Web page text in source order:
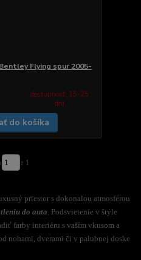
Flying spur 2005-
dostupnosť: 15-25
dní
do košíka
z 1
priestor s dokonalou atmosférou
do auta. Podsvietenie v štýle
farby interiéru s vaším vkusom a
nohami, dverami či v palubnej doske